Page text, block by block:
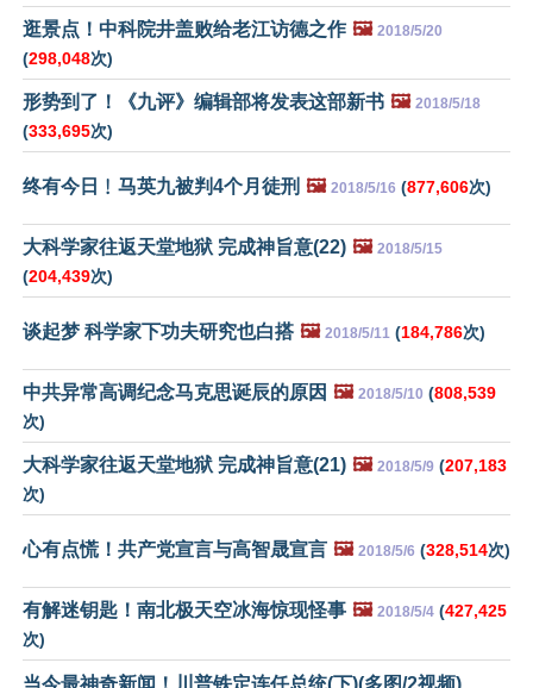
逛景点！中科院井盖败给老江访德之作 🖼️ 2018/5/20
(298,048次)
形势到了！《九评》编辑部将发表这部新书 🖼️ 2018/5/18
(333,695次)
终有今日﹗马英九被判4个月徒刑 🖼️ 2018/5/16 (877,606次)
大科学家往返天堂地狱 完成神旨意(22) 🖼️ 2018/5/15
(204,439次)
谈起梦 科学家下功夫研究也白搭 🖼️ 2018/5/11 (184,786次)
中共异常高调纪念马克思诞辰的原因 🖼️ 2018/5/10 (808,539
次)
大科学家往返天堂地狱 完成神旨意(21) 🖼️ 2018/5/9 (207,183
次)
心有点慌！共产党宣言与高智晟宣言 🖼️ 2018/5/6 (328,514次)
有解迷钥匙！南北极天空冰海惊现怪事 🖼️ 2018/5/4 (427,425
次)
当今最神奇新闻！川普铁定连任总统(下)(多图/2视频)